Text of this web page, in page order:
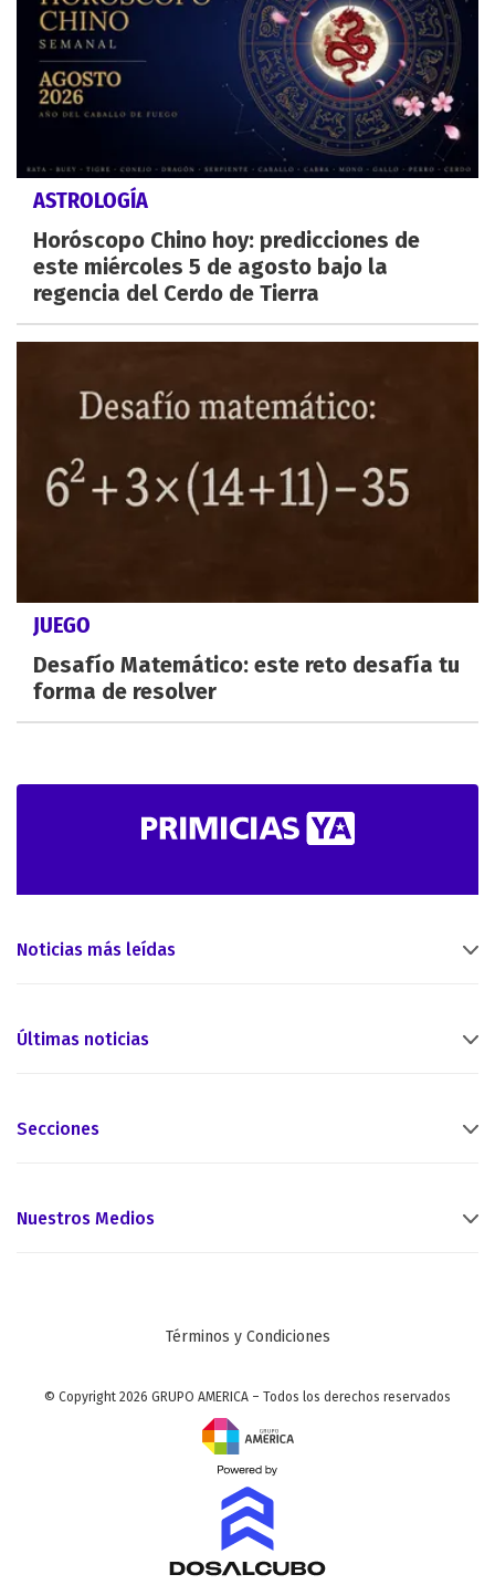
ASTROLOGÍA
Horóscopo Chino hoy: predicciones de
este miércoles 5 de agosto bajo la
regencia del Cerdo de Tierra
JUEGO
Desafío Matemático: este reto desafía tu
forma de resolver
Noticias más leídas
Últimas noticias
Secciones
Nuestros Medios
Términos y Condiciones
© Copyright 2026 GRUPO AMERICA – Todos los derechos reservados